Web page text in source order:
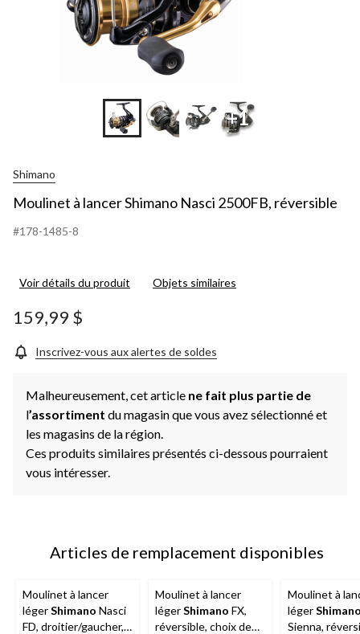
+1
Shimano
Moulinet à lancer Shimano Nasci 2500FB, réversible
#178-1485-8
Voir détails du produit Objets similaires
159,99 $
Inscrivez-vous aux alertes de soldes
Malheureusement, cet article ne fait plus partie de
l’assortiment du magasin que vous avez sélectionné et
les magasins de la région.
Ces produits similaires présentés ci-dessous pourraient
vous intéresser.
Articles de remplacement disponibles
Moulinet à lancer
légerShimano Nasci
FD, droitier/gaucher,
Moulinet à lancer
légerShimano FX,
réversible, choix de
Moulinet à
léger
Sienna,